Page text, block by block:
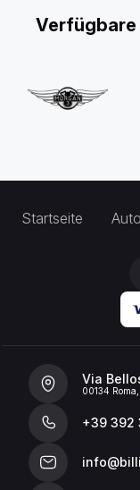
Verfügbare
Startseite
Via
00134
+39 392